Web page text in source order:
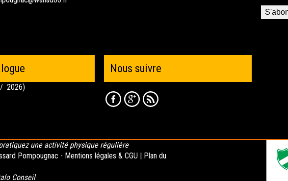
/ 2026)
Nous suivre
une activité physique régulière
Pompougnac - Mentions légales & CGU | Plan du
Conseil